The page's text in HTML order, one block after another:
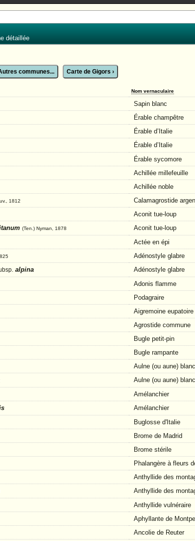
détaillée
communes... Carte de Gigors ›
Nom vernaculaire
Sapin blanc
Érable champêtre
Érable d’Italie
Érable d’Italie
Érable sycomore
Achillée millefeuille
Achillée noble
1812 Calamagrostide
Aconit tue-loup
(Ten.) Nyman, 1878 Aconit tue-loup
Actée en épi
Adénostyle glabre
alpina Adénostyle glabre
Adonis flamme
Podagraire
Aigremoine eupatoire
Agrostide commune
Bugle petit-pin
Bugle rampante
Aulne (ou aune) blanc
Aulne (ou aune) blanc
Amélanchier
Amélanchier
Buglosse d'Italie
Brome de Madrid
Brome stérile
Phalangère à fleurs
Anthyllide des
Anthyllide des
Anthyllide vulnéraire
Aphyllante de
Ancolie de Reuter